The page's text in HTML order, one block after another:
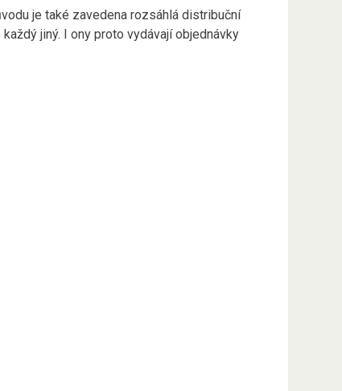
je také zavedena rozsáhlá distribuční
jiný. I ony proto vydávají objednávky